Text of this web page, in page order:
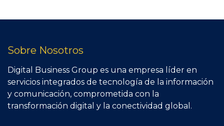
Sobre Nosotros
Digital Business Group es una empresa líder en
servicios integrados de tecnología de la información
y comunicación, comprometida con la
transformación digital y la conectividad global.